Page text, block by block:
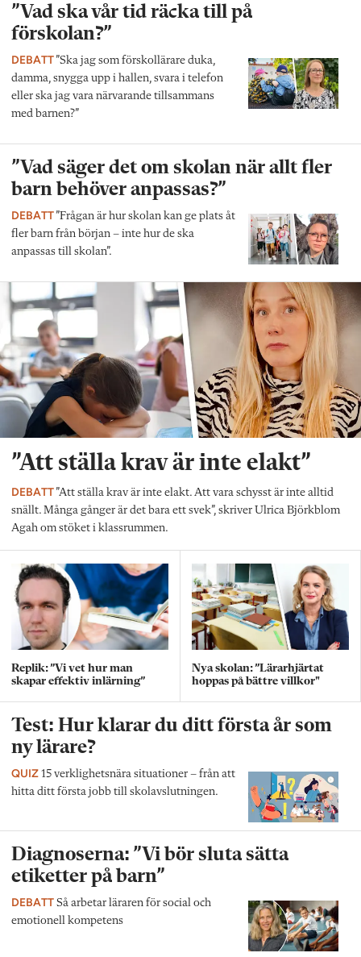
”Vad ska vår tid räcka till på
förskolan?”
DEBATT”Ska jag som förskollärare duka,
damma, snygga upp i hallen, svara i telefon
eller ska jag vara närvarande tillsammans
med barnen?”
”Vad säger det om skolan när allt fler
barn behöver anpassas?”
DEBATT”Frågan är hur skolan kan ge plats åt
fler barn från början – inte hur de ska
anpassas till skolan”.
”Att ställa krav är inte elakt”
DEBATT”Att ställa krav är inte elakt. Att vara schysst är inte alltid
snällt. Många gånger är det bara ett svek”, skriver Ulrica Björkblom
Agah om stöket i klassrummen.
Replik: ”Vi vet hur man
skapar effektiv inlärning”
Nya skolan: ”Lärarhjärtat
hoppas på bättre villkor"
Test: Hur klarar du ditt första år som
ny lärare?
QUIZ 15 verklighetsnära situationer – från att
hitta ditt första jobb till skolavslutningen.
Diagnoserna: ”Vi bör sluta sätta
etiketter på barn”
DEBATT Så arbetar läraren för social och
emotionell kompetens